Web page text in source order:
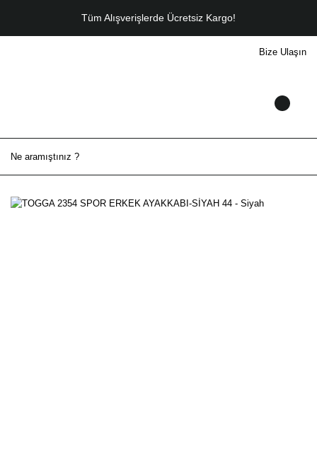
Tüm Alışverişlerde Ücretsiz Kargo!
Bize Ulaşın